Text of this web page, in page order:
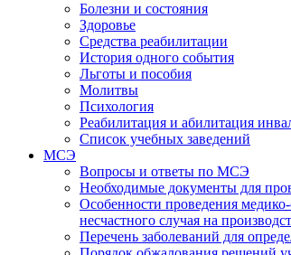
Болезни и состояния
Здоровье
Средства реабилитации
История одного события
Льготы и пособия
Молитвы
Психология
Реабилитация и абилитация
Список учебных заведений
МСЭ
Вопросы и ответы по МСЭ
Необходимые документы для
Особенности проведения
несчастного случая на
Перечень заболеваний для